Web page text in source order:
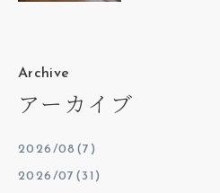
Archive
アーカイブ
2026/08(7)
2026/07(31)